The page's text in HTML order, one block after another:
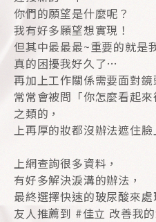
你們的願望是什麼呢？
我有好多願望想實現！
但其中最最最~重要的就是
真的困擾我好久了…
再加上工作關係需要面對鏡
常常會被問「你怎麼看起來
之類的，
上再厚的妝都沒辦法遮住臉
上網查詢很多資料，
有好多解決淚溝的辦法，
最終選擇快速的玻尿酸來處
友人推薦到 #佳立 改善我